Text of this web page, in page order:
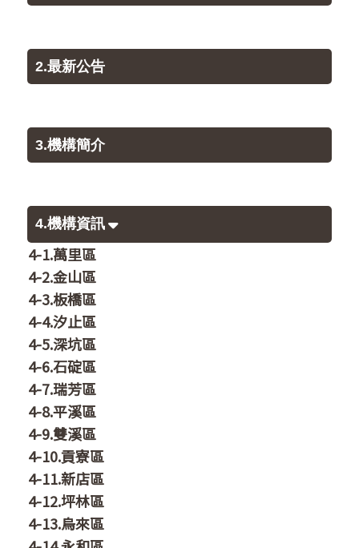
2.最新公告
3.機構簡介
4.機構資訊
4-1.萬里區
4-2.金山區
4-3.板橋區
4-4.汐止區
4-5.深坑區
4-6.石碇區
4-7.瑞芳區
4-8.平溪區
4-9.雙溪區
4-10.貢寮區
4-11.新店區
4-12.坪林區
4-13.烏來區